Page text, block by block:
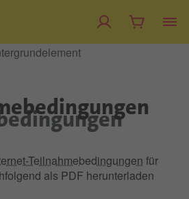
Teilnahmebedingungen für
als PDF herunterladen